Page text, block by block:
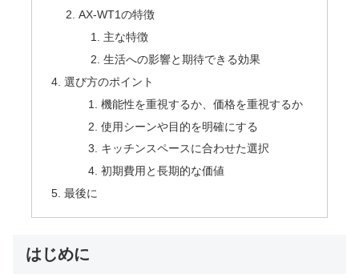
AX-WT1の特徴
主な特徴
生活への影響と期待できる効果
選び方のポイント
機能性を重視するか、価格を重視するか
使用シーンや目的を明確にする
キッチンスペースに合わせた選択
初期費用と長期的な価値
最後に
はじめに